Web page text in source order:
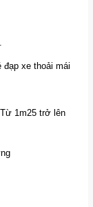
xe thoải mái
1m25 trở lên